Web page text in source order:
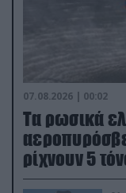
07.08.2026 | 00:02
Τα ρωσικά
ρίχνουν 5